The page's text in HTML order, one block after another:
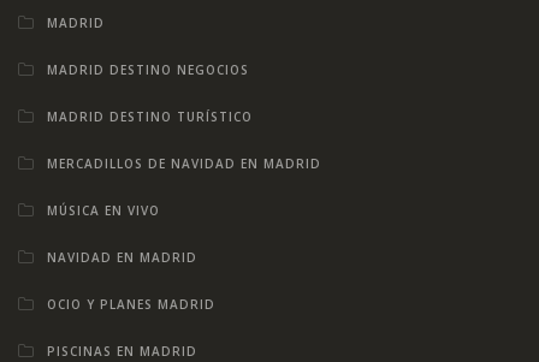
MADRID
MADRID DESTINO NEGOCIOS
MADRID DESTINO TURÍSTICO
MERCADILLOS DE NAVIDAD EN MADRID
MÚSICA EN VIVO
NAVIDAD EN MADRID
OCIO Y PLANES MADRID
PISCINAS EN MADRID